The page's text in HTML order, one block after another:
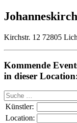
Kirchstr. 12 72805
Kommende
in dieser
Suche
nach:
Künstler:
Location: